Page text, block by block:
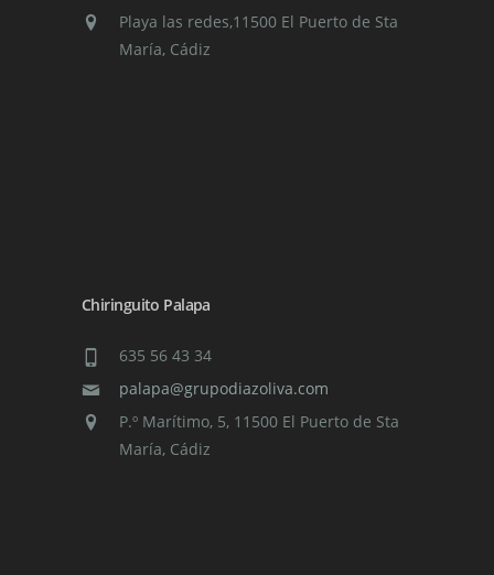
Playa las redes,11500 El Puerto de Sta
María, Cádiz
Chiringuito Palapa
635 56 43 34
palapa@grupodiazoliva.com
P.º Marítimo, 5, 11500 El Puerto de Sta
María, Cádiz